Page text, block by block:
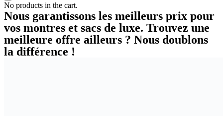
No products in the cart.
Nous garantissons les meilleurs prix pour
vos montres et sacs de luxe. Trouvez une
meilleure offre ailleurs ? Nous doublons
la différence !